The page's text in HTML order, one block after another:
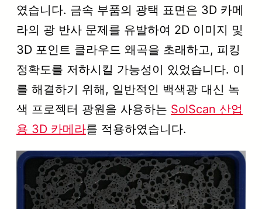
였습니다. 금속 부품의 광택 표면은 3D 카메
라의 광 반사 문제를 유발하여 2D 이미지 및
3D 포인트 클라우드 왜곡을 초래하고, 피킹
정확도를 저하시킬 가능성이 있었습니다. 이
를 해결하기 위해, 일반적인 백색광 대신 녹
색 프로젝터 광원을 사용하는 SolScan 산업
용 3D 카메라를 적용하였습니다.